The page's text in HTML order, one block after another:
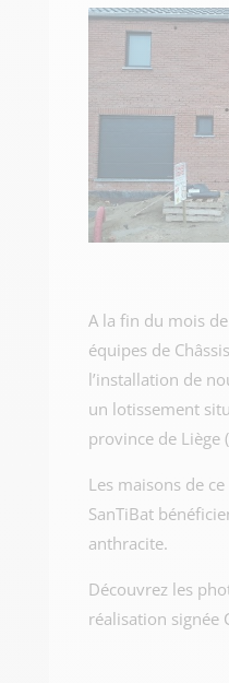
A la fin du mois
équipes de
l’installation de
un lotissement
province de Liège
Les maisons de
SanTiBat
anthracite.
Découvrez les
réalisation signée